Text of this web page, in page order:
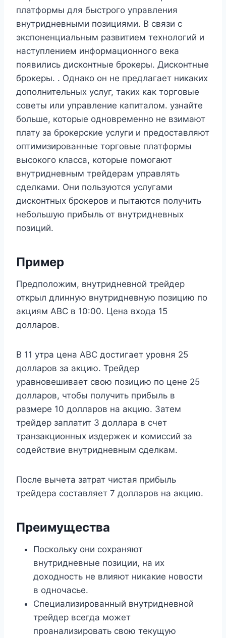
платформы для быстрого управления
внутридневными позициями. В связи с
экспоненциальным развитием технологий и
наступлением информационного века
появились дисконтные брокеры. Дисконтные
брокеры. . Однако он не предлагает никаких
дополнительных услуг, таких как торговые
советы или управление капиталом. узнайте
больше, которые одновременно не взимают
плату за брокерские услуги и предоставляют
оптимизированные торговые платформы
высокого класса, которые помогают
внутридневным трейдерам управлять
сделками. Они пользуются услугами
дисконтных брокеров и пытаются получить
небольшую прибыль от внутридневных
позиций.
Пример
Предположим, внутридневной трейдер
открыл длинную внутридневную позицию по
акциям ABC в 10:00. Цена входа 15
долларов.
В 11 утра цена ABC достигает уровня 25
долларов за акцию. Трейдер
уравновешивает свою позицию по цене 25
долларов, чтобы получить прибыль в
размере 10 долларов на акцию. Затем
трейдер заплатит 3 доллара в счет
транзакционных издержек и комиссий за
содействие внутридневным сделкам.
После вычета затрат чистая прибыль
трейдера составляет 7 долларов на акцию.
Преимущества
Поскольку они сохраняют
внутридневные позиции, на их
доходность не влияют никакие новости
в одночасье.
Специализированный внутридневной
трейдер всегда может
проанализировать свою текущую